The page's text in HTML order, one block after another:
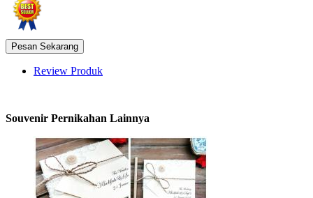
Review Produk
Souvenir Pernikahan Lainnya